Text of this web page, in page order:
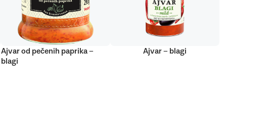
Ajvar od pečenih paprika –
blagi
Ajvar – blagi